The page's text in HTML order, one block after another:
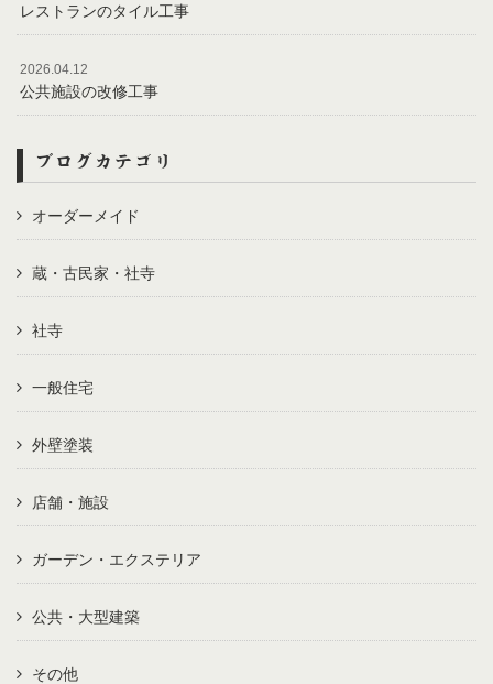
レストランのタイル工事
2026.04.12
公共施設の改修工事
ブログカテゴリ
オーダーメイド
蔵・古民家・社寺
社寺
一般住宅
外壁塗装
店舗・施設
ガーデン・エクステリア
公共・大型建築
その他